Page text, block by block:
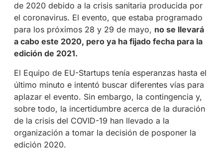
de 2020 debido a la crisis sanitaria producida por
el coronavirus. El evento, que estaba programado
para los próximos 28 y 29 de mayo, no se llevará
a cabo este 2020, pero ya ha fijado fecha para la
edición de 2021.
El Equipo de EU-Startups tenía esperanzas hasta el
último minuto e intentó buscar diferentes vías para
aplazar el evento. Sin embargo, la contingencia y,
sobre todo, la incertidumbre acerca de la duración
de la crisis del COVID-19 han llevado a la
organización a tomar la decisión de posponer la
edición 2020.